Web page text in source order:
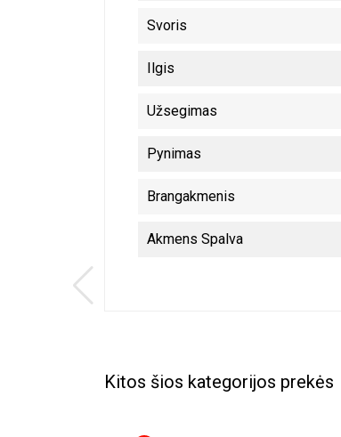
Svoris
Ilgis
Užsegimas
Pynimas
Brangakmenis
Akmens Spalva
Kitos šios kategorijos prekės